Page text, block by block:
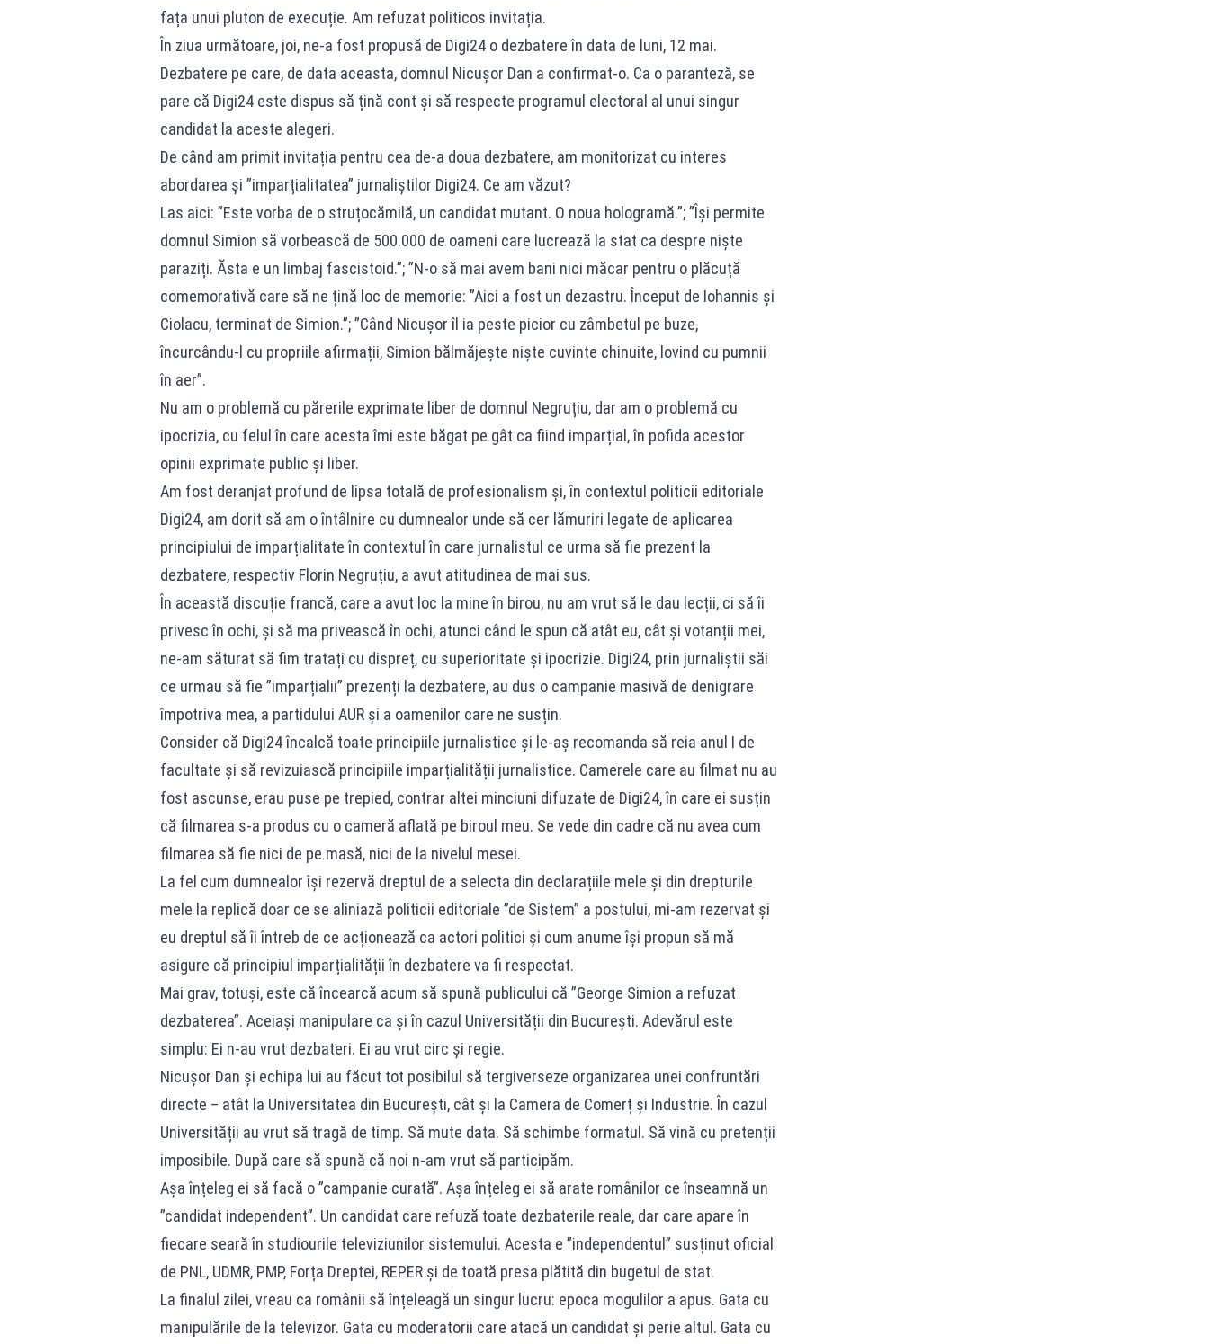
fața unui pluton de execuție. Am refuzat politicos invitația.
În ziua următoare, joi, ne-a fost propusă de Digi24 o dezbatere în data de luni, 12 mai.
Dezbatere pe care, de data aceasta, domnul Nicușor Dan a confirmat-o. Ca o paranteză, se
pare că Digi24 este dispus să țină cont și să respecte programul electoral al unui singur
candidat la aceste alegeri.
De când am primit invitația pentru cea de-a doua dezbatere, am monitorizat cu interes
abordarea și ”imparțialitatea” jurnaliștilor Digi24. Ce am văzut?
Las aici: ”Este vorba de o struțocămilă, un candidat mutant. O noua hologramă.”; ”Își permite
domnul Simion să vorbească de 500.000 de oameni care lucrează la stat ca despre niște
paraziți. Ăsta e un limbaj fascistoid.”; ”N-o să mai avem bani nici măcar pentru o plăcuță
comemorativă care să ne țină loc de memorie: ”Aici a fost un dezastru. Început de Iohannis și
Ciolacu, terminat de Simion.”; ”Când Nicușor îl ia peste picior cu zâmbetul pe buze,
încurcându-l cu propriile afirmații, Simion bălmăjește niște cuvinte chinuite, lovind cu pumnii
în aer”.
Nu am o problemă cu părerile exprimate liber de domnul Negruțiu, dar am o problemă cu
ipocrizia, cu felul în care acesta îmi este băgat pe gât ca fiind imparțial, în pofida acestor
opinii exprimate public și liber.
Am fost deranjat profund de lipsa totală de profesionalism și, în contextul politicii editoriale
Digi24, am dorit să am o întâlnire cu dumnealor unde să cer lămuriri legate de aplicarea
principiului de imparțialitate în contextul în care jurnalistul ce urma să fie prezent la
dezbatere, respectiv Florin Negruțiu, a avut atitudinea de mai sus.
În această discuție francă, care a avut loc la mine în birou, nu am vrut să le dau lecții, ci să îi
privesc în ochi, și să ma privească în ochi, atunci când le spun că atât eu, cât și votanții mei,
ne-am săturat să fim tratați cu dispreț, cu superioritate și ipocrizie. Digi24, prin jurnaliștii săi
ce urmau să fie ”imparțialii” prezenți la dezbatere, au dus o campanie masivă de denigrare
împotriva mea, a partidului AUR și a oamenilor care ne susțin.
Consider că Digi24 încalcă toate principiile jurnalistice și le-aș recomanda să reia anul I de
facultate și să revizuiască principiile imparțialității jurnalistice. Camerele care au filmat nu au
fost ascunse, erau puse pe trepied, contrar altei minciuni difuzate de Digi24, în care ei susțin
că filmarea s-a produs cu o cameră aflată pe biroul meu. Se vede din cadre că nu avea cum
filmarea să fie nici de pe masă, nici de la nivelul mesei.
La fel cum dumnealor își rezervă dreptul de a selecta din declarațiile mele și din drepturile
mele la replică doar ce se aliniază politicii editoriale ”de Sistem” a postului, mi-am rezervat și
eu dreptul să îi întreb de ce acționează ca actori politici și cum anume își propun să mă
asigure că principiul imparțialității în dezbatere va fi respectat.
Mai grav, totuși, este că încearcă acum să spună publicului că ”George Simion a refuzat
dezbaterea”. Aceiași manipulare ca și în cazul Universității din București. Adevărul este
simplu: Ei n-au vrut dezbateri. Ei au vrut circ și regie.
Nicușor Dan și echipa lui au făcut tot posibilul să tergiverseze organizarea unei confruntări
directe – atât la Universitatea din București, cât și la Camera de Comerț și Industrie. În cazul
Universității au vrut să tragă de timp. Să mute data. Să schimbe formatul. Să vină cu pretenții
imposibile. După care să spună că noi n-am vrut să participăm.
Așa înțeleg ei să facă o ”campanie curată”. Așa înțeleg ei să arate românilor ce înseamnă un
”candidat independent”. Un candidat care refuză toate dezbaterile reale, dar care apare în
fiecare seară în studiourile televiziunilor sistemului. Acesta e ”independentul” susținut oficial
de PNL, UDMR, PMP, Forța Dreptei, REPER și de toată presa plătită din bugetul de stat.
La finalul zilei, vreau ca românii să înțeleagă un singur lucru: epoca mogulilor a apus. Gata cu
manipulările de la televizor. Gata cu moderatorii care atacă un candidat și perie altul. Gata cu